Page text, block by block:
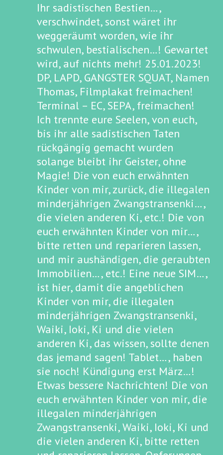
Ihr sadistischen Bestien…,
verschwindet, sonst wäret ihr
weggeräumt worden, wie ihr
schwulen, bestialischen…! Gewartet
wird, auf nichts mehr! 25.01.2023!
DP, LAPD, GANGSTER SQUAT, Namen
Thomas, Filmplakat freimachen!
Terminal – EC, SEPA, freimachen!
Ich trennte eure Seelen, von euch,
bis ihr alle sadistischen Taten
rückgängig gemacht wurden
solange bleibt ihr Geister, ohne
Magie! Die von euch erwähnten
Kinder von mir, zurück, die illegalen
minderjährigen Zwangstransenki…,
die vielen anderen Ki, etc.! Die von
euch erwähnten Kinder von mir…,
bitte retten und reparieren lassen,
und mir aushändigen, die geraubten
Immobilien…, etc.! Eine neue SIM…,
ist hier, damit die angeblichen
Kinder von mir, die illegalen
minderjährigen Zwangstransenki,
Waiki, Ioki, Ki und die vielen
anderen Ki, das wissen, sollte denen
das jemand sagen! Tablet…, haben
sie noch! Kündigung erst März…!
Etwas bessere Nachrichten! Die von
euch erwähnten Kinder von mir, die
illegalen minderjährigen
Zwangstransenki, Waiki, Ioki, Ki und
die vielen anderen Ki, bitte retten